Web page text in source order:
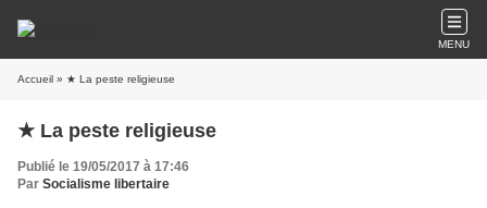
MENU
Accueil » ★ La peste religieuse
★ La peste religieuse
Publié le 19/05/2017 à 17:46
Par Socialisme libertaire